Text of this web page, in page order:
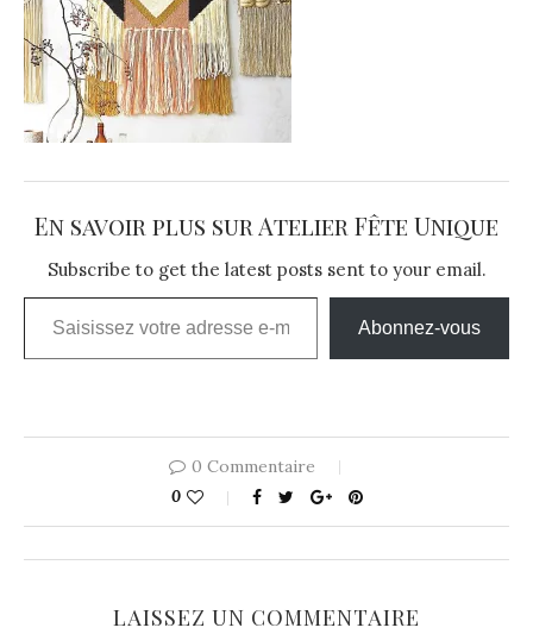
En savoir plus sur Atelier Fête Unique
Subscribe to get the latest posts sent to your email.
Saisissez votre adresse e-mail…
Abonnez-vous
0 Commentaire
0
LAISSEZ UN COMMENTAIRE